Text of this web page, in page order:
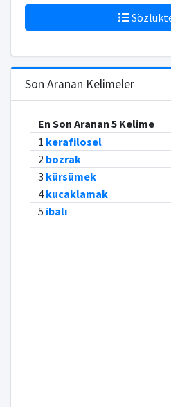
Son Aranan Kelimeler
En Son Aranan 5 Kelime
1 kerafilosel
2 bozrak
3 kürsümek
4 kucaklamak
5 ibalı